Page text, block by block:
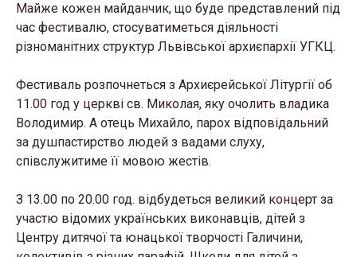
Майже кожен майданчик, що буде представлений під
час фестивалю, стосуватиметься діяльності
різноманітних структур Львівської архиєпархії УГКЦ.
Фестиваль розпочнеться з Архиєрейської Літургії об
11.00 год у церкві св. Миколая, яку очолить владика
Володимир. А отець Михайло, парох відповідальний
за душпастирство людей з вадами слуху,
співслужитиме її мовою жестів.
З 13.00 по 20.00 год. відбудеться великий концерт за
участю відомих українських виконавців, дітей з
Центру дитячої та юнацької творчості Галичини,